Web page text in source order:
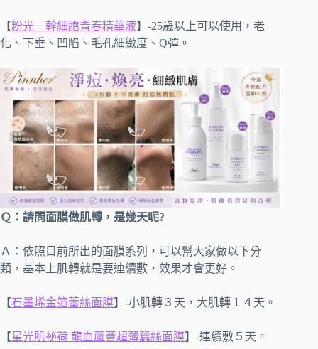
【粉光－幹細胞青春精華液】-25歲以上可以使用，老
化、下垂、凹陷、毛孔細緻度、Q彈。
Ｑ：請問面膜做肌轉，是幾天呢?
Ａ：依照目前所出的面膜系列，可以幫大家做以下分
類，基本上肌轉就是要連續敷，效果才會更好。
【石墨烯金箔蕾絲面膜】-小肌轉３天，大肌轉１４天。
【星光肌祕荷 龍血蘆薈超薄蠶絲面膜】-連續敷５天。